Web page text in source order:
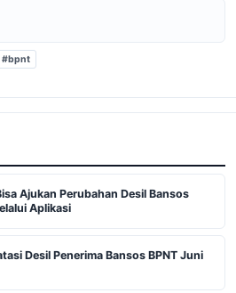
#bpnt
Ajukan Perubahan Desil Bansos
Aplikasi
Desil Penerima Bansos BPNT Juni